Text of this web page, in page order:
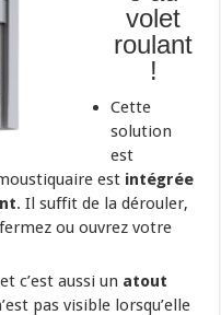
volet
roulant
!
Cette
solution
est
est intégrée
. Il suffit de la dérouler,
ou ouvrez votre
et c’est aussi un atout
pas visible lorsqu’elle